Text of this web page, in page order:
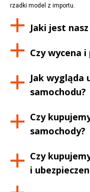
rzadki model z importu.
Jaki jest
Czy wycena
Jak wygląda
samochodu?
Czy
samochody?
Czy
i